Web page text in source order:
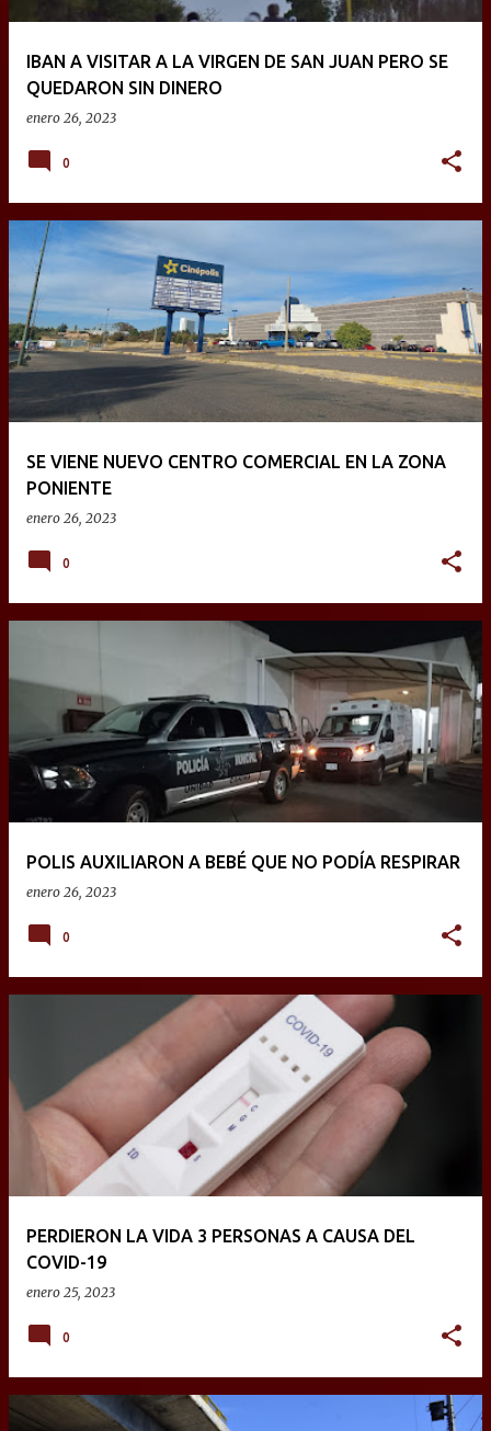
IBAN A VISITAR A LA VIRGEN DE SAN JUAN PERO SE
QUEDARON SIN DINERO
enero 26, 2023
0
SE VIENE NUEVO CENTRO COMERCIAL EN LA ZONA
PONIENTE
enero 26, 2023
0
POLIS AUXILIARON A BEBÉ QUE NO PODÍA RESPIRAR
enero 26, 2023
0
PERDIERON LA VIDA 3 PERSONAS A CAUSA DEL
COVID-19
enero 25, 2023
0